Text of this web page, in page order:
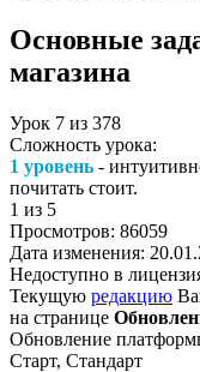
Основные
магазина
Урок 7 из 378
Сложность урока:
1 уровень -
почитать стоит.
1 из 5
Просмотров: 86059
Дата изменения:
Недоступно в
Текущую редакцию
на странице
Обновление
Старт, Стандарт